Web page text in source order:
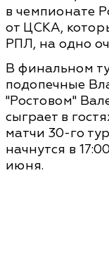
в чемпионате
от ЦСКА,
РПЛ, на одно
В финальном
подопечные
"Ростовом"
сыграет в
матчи 30-го
начнутся в
июня.